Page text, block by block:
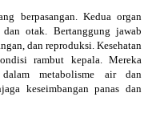
berpasangan. Kedua organ
otak. Bertanggung jawab
dan reproduksi. Kesehatan
rambut kepala. Mereka
metabolisme air dan
keseimbangan panas dan